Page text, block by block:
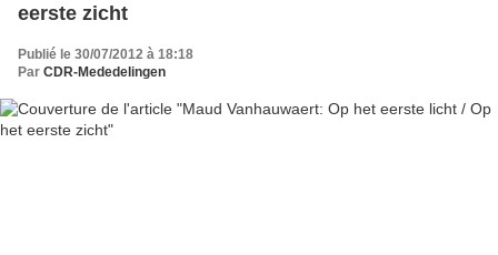
eerste zicht
Publié le 30/07/2012 à 18:18
Par CDR-Mededelingen